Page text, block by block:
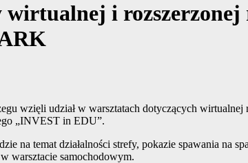
i
wzięli udział w warsztatach dotyczących
„INVEST in EDU”.
na temat działalności strefy, pokazie spawania na
warsztacie samochodowym.